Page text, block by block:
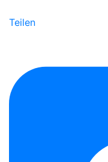
Teilen